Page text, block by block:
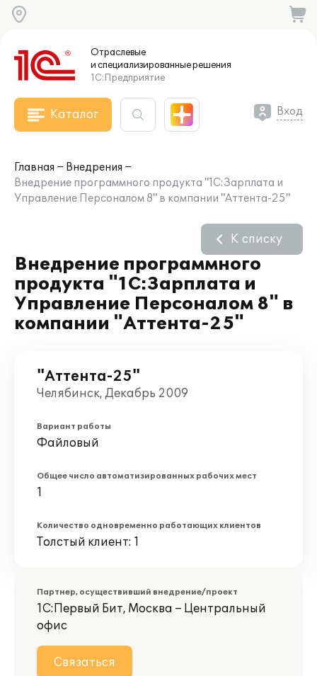
Отраслевые
и специализированныерешения
1С:Предприятие
Каталог Вход
Главная
Внедрения
Внедрение программного продукта "1С:Зарплата и
Управление Персоналом 8" в компании "Аттента-25"
Внедрение программного
продукта "1С:Зарплата и
Управление Персоналом 8" в
компании "Аттента-25"
К списку
"Аттента-25"
Челябинск, Декабрь 2009
Вариант работы
Файловый
Общее число автоматизированных рабочих мест
1
Количество одновременно работающих клиентов
Толстый клиент: 1
Партнер, осуществивший внедрение/проект
1С:Первый Бит, Москва – Центральный
офис
Связаться